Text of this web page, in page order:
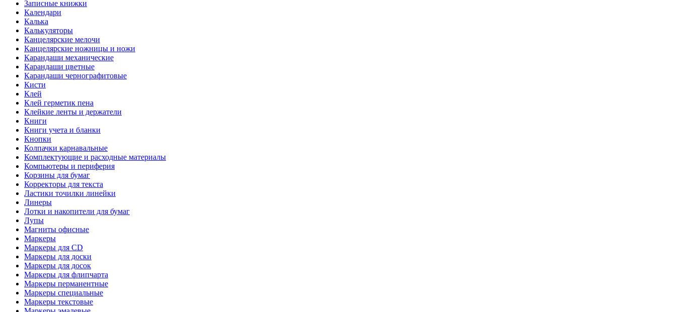
Записные книжки
Календари
Калька
Калькуляторы
Канцелярские мелочи
Канцелярские ножницы и ножи
Карандаши механические
Карандаши цветные
Карандаши чернографитовые
Кисти
Клей
Клей герметик пена
Клейкие ленты и держатели
Книги
Книги учета и бланки
Кнопки
Колпачки карнавальные
Комплектующие и расходные материалы
Компьютеры и периферия
Корзины для бумаг
Корректоры для текста
Ластики точилки линейки
Линеры
Лотки и накопители для бумаг
Лупы
Магниты офисные
Маркеры
Маркеры для CD
Маркеры для доски
Маркеры для досок
Маркеры для флипчарта
Маркеры перманентные
Маркеры специальные
Маркеры текстовые